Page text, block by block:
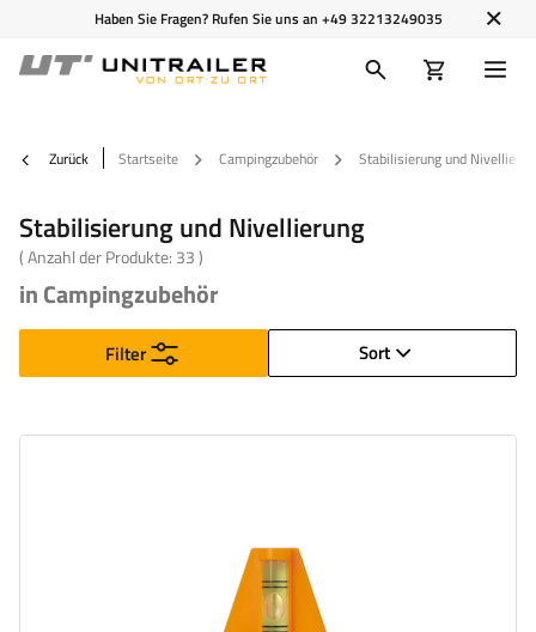
Haben Sie Fragen? Rufen Sie uns an +49 32213249035
Zurück Startseite Campingzubehör Stabilisierung und
Stabilisierung und Nivellierung
( Anzahl der Produkte: 33)
in Campingzubehör
Sort
Filter